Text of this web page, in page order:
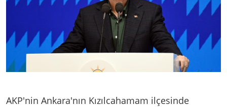
AKP'nin Ankara'nın Kızılcahamam ilçesinde